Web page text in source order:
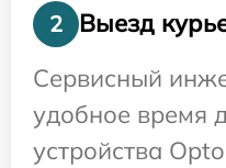
2
Выезд
Сервисный
удобное время
устройства